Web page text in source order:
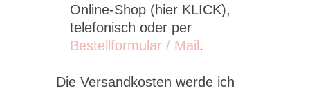
Online-Shop (hier KLICK),
telefonisch oder per
Bestellformular / Mail .
Die Versandkosten werde ich